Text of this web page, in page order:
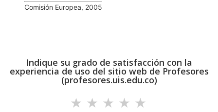
Comisión Europea, 2005
Indique su grado de satisfacción con la
experiencia de uso del sitio web de Profesores
(profesores.uis.edu.co)